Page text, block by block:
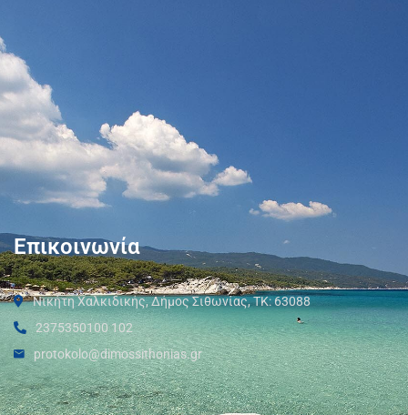
Επικοινωνία
Νικήτη Χαλκιδικής, Δήμος Σιθωνίας, ΤΚ: 63088
2375350100 102
protokolo@dimossithonias.gr